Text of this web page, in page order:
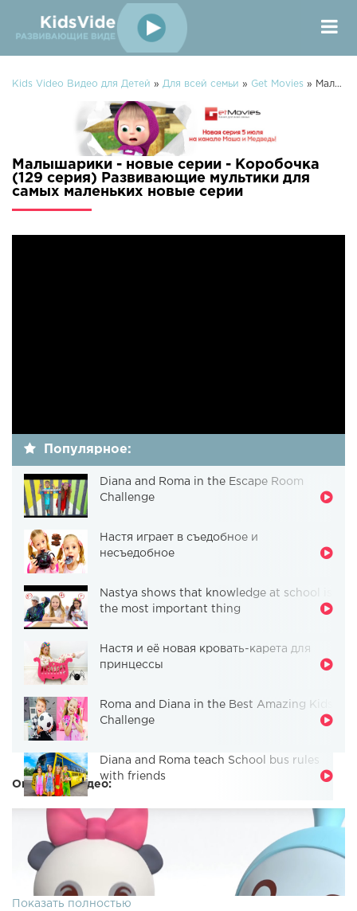
Kids Video Видео для Детей » Для всей семьи » Get Movies » Малышарики - новые серии - Коробочка (129 серия) Развивающие мультики для самых маленьких
Малышарики - новые серии - Коробочка
(129 серия) Развивающие мультики для
самых маленьких новые серии
Популярное:
Diana and Roma in the Escape Room
Challenge
Настя играет в съедобное и
несъедобное
Nastya shows that knowledge at school is
the most important thing
Настя и её новая кровать-карета для
принцессы
Roma and Diana in the Best Amazing Kids
Challenge
Diana and Roma teach School bus rules
with friends
Описание видео:
Показать полностью